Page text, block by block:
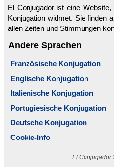
El Conjugador ist eine
Konjugation widmet. Sie finden
allen Zeiten und Stimmungen
Andere Sprachen
Französische Konjugation
Englische Konjugation
Italienische Konjugation
Portugiesische Konjugation
Deutsche Konjugation
Cookie-Info
El Conjugador